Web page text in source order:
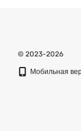
© 2023-2026
Мобильная